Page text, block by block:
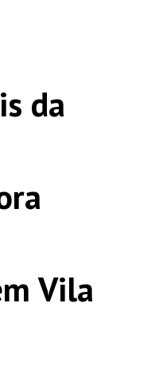
da
Vila